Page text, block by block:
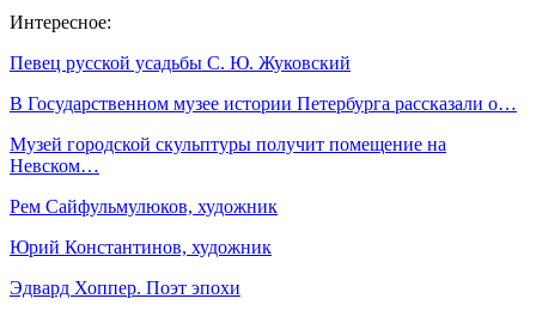
Интересное:
Певец русской усадьбы С. Ю. Жуковский
В Государственном музее истории Петербурга рассказали о…
Музей городской скульптуры получит помещение на
Невском…
Рем Сайфульмулюков, художник
Юрий Константинов, художник
Эдвард Хоппер. Поэт эпохи